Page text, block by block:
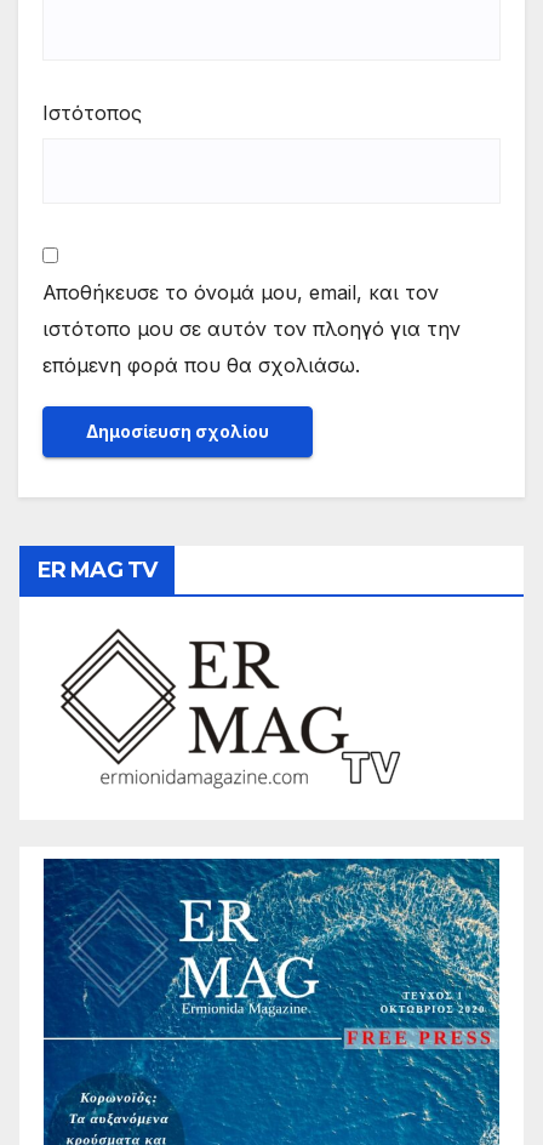
Ιστότοπος
Αποθήκευσε το όνομά μου, email, και τον
ιστότοπο μου σε αυτόν τον πλοηγό για την
επόμενη φορά που θα σχολιάσω.
ER MAG TV